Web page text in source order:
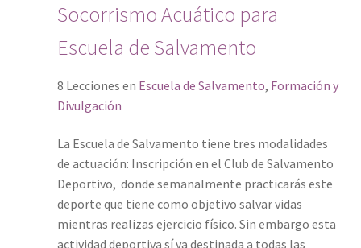
Socorrismo Acuático para
Escuela de Salvamento
8 Lecciones en Escuela de Salvamento, Formación y
Divulgación
La Escuela de Salvamento tiene tres modalidades
de actuación: Inscripción en el Club de Salvamento
Deportivo, donde semanalmente practicarás este
deporte que tiene como objetivo salvar vidas
mientras realizas ejercicio físico. Sin embargo esta
actividad deportiva sí va destinada a todas las